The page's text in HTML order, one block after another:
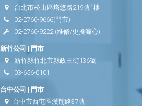
台北市松山區塔悠路219號1樓
02-2760-9666(門市)
02-2760-9222(維修/更換濾心)
新竹公司 | 門市
新竹縣竹北市縣政三街136號
03-656-0101
台中公司 | 門市
台中市西屯區漢翔路37號